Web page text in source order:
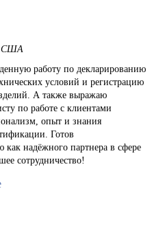
США
работу по декларированию
условий и регистрацию
А также выражаю
по работе с клиентами
опыт и знания
Готов
надёжного партнера в сфере
сотрудничество!